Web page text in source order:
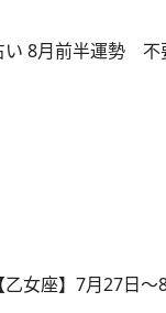
い 8月前半運勢
女座】7月27日～